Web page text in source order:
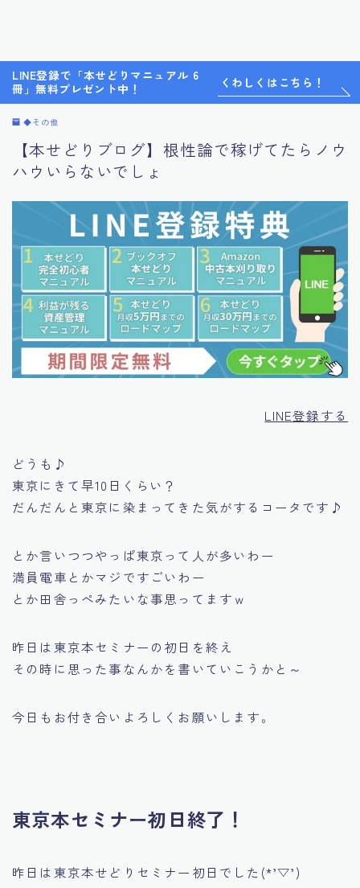
LINE登録で「本せどりマニュアル 6
冊」無料プレゼント中！
くわしくはこちら！
◆その他
【本せどりブログ】根性論で稼げてたらノウ
ハウいらないでしょ
LINE登録する
どうも♪
東京にきて早10日くらい？
だんだんと東京に染まってきた気がするコータです♪
とか言いつつやっぱ東京って人が多いわー
満員電車とかマジですごいわー
とか田舎っぺみたいな事思ってますｗ
昨日は東京本セミナーの初日を終え
その時に思った事なんかを書いていこうかと～
今日もお付き合いよろしくお願いします。
東京本セミナー初日終了！
昨日は東京本せどりセミナー初日でした(*’▽’)